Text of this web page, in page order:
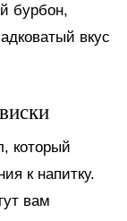
бурбон,
вкус
который
к напитку.
вам